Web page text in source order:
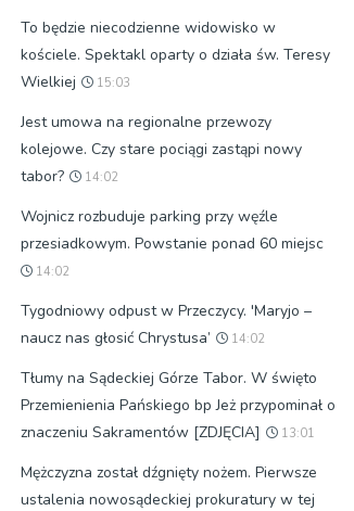
To będzie niecodzienne widowisko w
kościele. Spektakl oparty o działa św. Teresy
Wielkiej
15:03
Jest umowa na regionalne przewozy
kolejowe. Czy stare pociągi zastąpi nowy
tabor?
14:02
Wojnicz rozbuduje parking przy węźle
przesiadkowym. Powstanie ponad 60 miejsc
14:02
Tygodniowy odpust w Przeczycy. 'Maryjo –
naucz nas głosić Chrystusa’
14:02
Tłumy na Sądeckiej Górze Tabor. W święto
Przemienienia Pańskiego bp Jeż przypominał o
znaczeniu Sakramentów [ZDJĘCIA]
13:01
Mężczyzna został dźgnięty nożem. Pierwsze
ustalenia nowosądeckiej prokuratury w tej